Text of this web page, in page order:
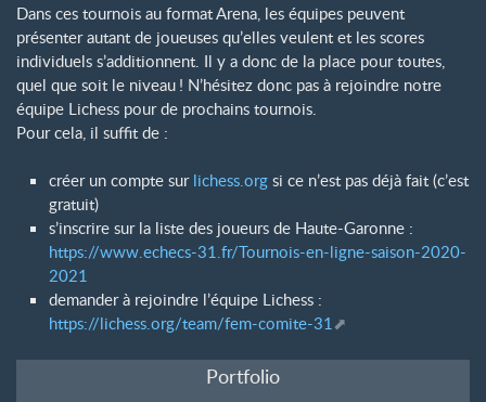
Dans ces tournois au format Arena, les équipes peuvent
présenter autant de joueuses qu’elles veulent et les scores
individuels s’additionnent. Il y a donc de la place pour toutes,
quel que soit le niveau ! N’hésitez donc pas à rejoindre notre
équipe Lichess pour de prochains tournois.
Pour cela, il suffit de :
créer un compte sur lichess.org si ce n’est pas déjà fait (c’est
gratuit)
s’inscrire sur la liste des joueurs de Haute-Garonne :
https://www.echecs-31.fr/Tournois-en-ligne-saison-2020-
2021
demander à rejoindre l’équipe Lichess :
https://lichess.org/team/fem-comite-31
Portfolio